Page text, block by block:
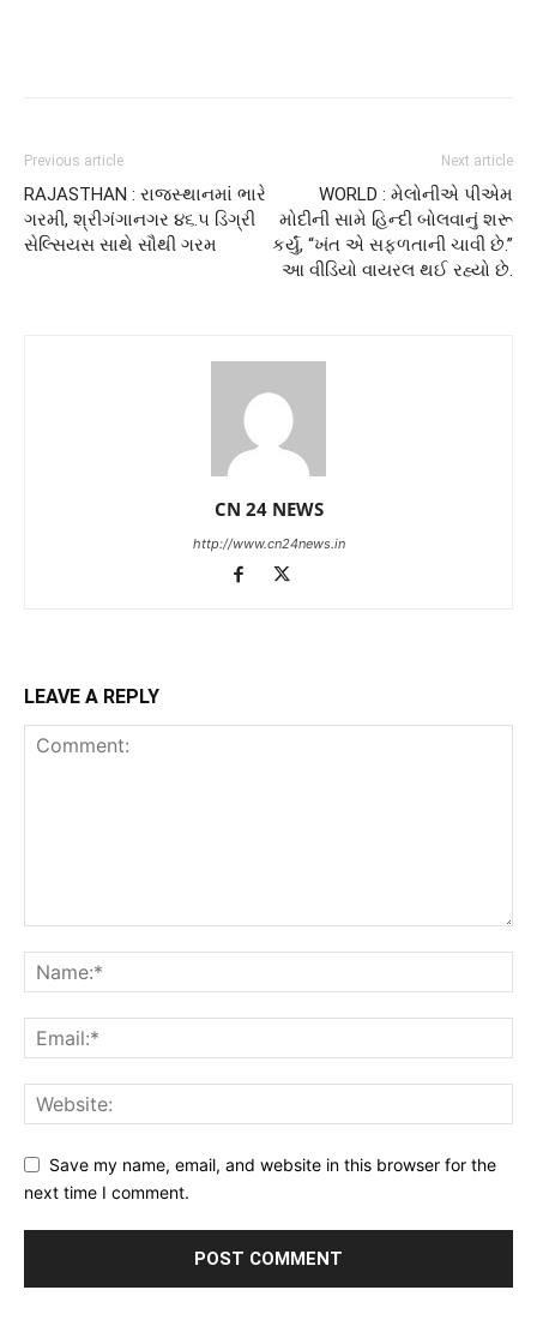
Previous article
RAJASTHAN : રાજસ્થાનમાં ભારે
ગરમી, શ્રીગંગાનગર ૪૬.૫ ડિગ્રી
સેલ્સિયસ સાથે સૌથી ગરમ
Next article
WORLD : મેલોનીએ પીએમ
મોદીની સામે હિન્દી બોલવાનું શરૂ
કર્યું, “ખંત એ સફળતાની ચાવી છે.”
આ વીડિયો વાયરલ થઈ રહ્યો છે.
CN 24 NEWS
http://www.cn24news.in
LEAVE A REPLY
Save my name, email, and website in this browser for the
next time I comment.